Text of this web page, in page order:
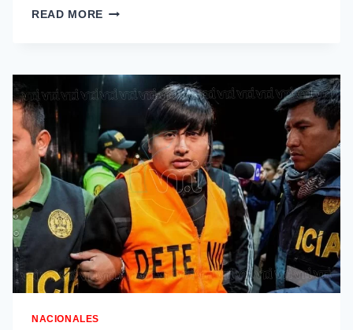
READ MORE
NACIONALES